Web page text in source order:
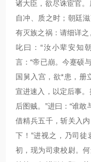
诸大臣，欲尽诛宦官
自冲、质之时；朝廷
有灭族之祸：请细详
叱曰：“汝小辈安知
言：“帝已崩。今蹇硕
国舅入宫，欲*患，册
宣进速入，以定后事
后图贼。”进曰：“谁
借精兵五千，斩关入
下！”进视之，乃司
初，现为司隶校尉。